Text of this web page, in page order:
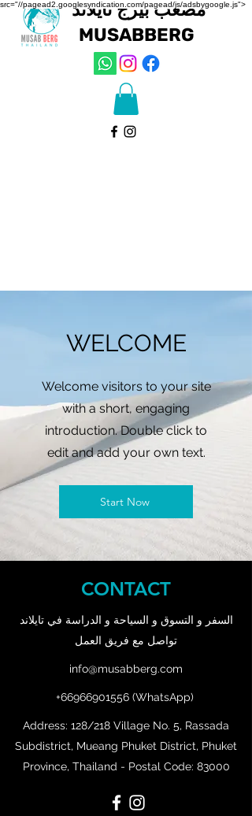
src="//pagead2.googlesyndication.com/pagead/js/adsbygoogle.js">
مصعب بيرج تايلاند
MUSABBERG
WELCOME
Welcome visitors to your site
with a short, engaging
introduction. Double click to
edit and add your own text.
Start Now
CONTACT
السفر و التسوق و السياحة و الدراسة في تايلاند
تواصل مع فريق العمل
info@musabberg.com
+66966901556(WhatsApp)
Address: 128/218 Village No. 5, Rassada
Subdistrict, Mueang Phuket District, Phuket
Province, Thailand - Postal Code: 83000